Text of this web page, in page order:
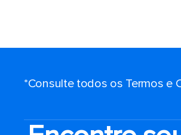
*Consulte todos os Termos e